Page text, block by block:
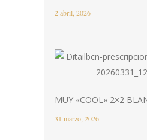
2 abril, 2026
MUY «COOL» 2×2
31 marzo, 2026